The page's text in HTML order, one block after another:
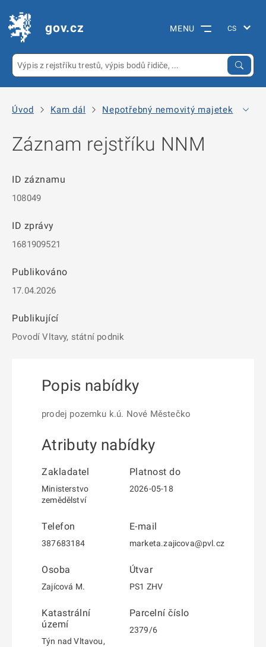
gov.cz MENU
Úvod Kam dál Nepotřebný nemovitý majetek
Záznam rejstříku NNM
ID záznamu
108049
ID zprávy
1681909521
Publikováno
17.04.2026
Publikující
Povodí Vltavy, státní podnik
Popis nabídky
prodej pozemku k.ú. Nové Městečko
Atributy nabídky
Zakladatel
Ministerstvo
zemědělství
Platnost do
2026-05-18
Telefon
387683184
E-mail
marketa.zajicova@pvl.cz
Osoba
Zajícová M.
Útvar
PS1 ZHV
Katastrální
území
Týn nad Vltavou,
Parcelní číslo
2379/6